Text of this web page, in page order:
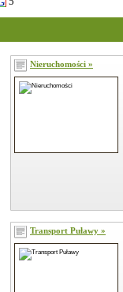
Nieruchomości »
Transport Puławy »